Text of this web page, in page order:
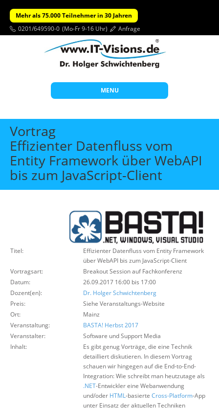
Mehr als 75.000 Teilnehmer in 30 Jahren
0201/649590-0 (Mo-Fr 9-16 Uhr) Anfrage
MENU
Start
Individuelle Schulungen
Offene Seminare
Über uns
Suche
Vortrag
Effizienter Datenfluss vom
Entity Framework über WebAPI
bis zum JavaScript-Client
Titel:
Effizienter Datenfluss vom Entity Framework
über WebAPI bis zum JavaScript-Client
Vortragsart:
Breakout Session auf Fachkonferenz
Datum:
26.09.2017 16:00 bis 17:00
Dozent(en):
Dr. Holger Schwichtenberg
Preis:
Siehe Veranstaltungs-Website
Ort:
Mainz
Veranstaltung:
BASTA! Herbst 2017
Veranstalter:
Software und Support Media
Inhalt:
Es gibt genug Vorträge, die eine Technik
detailliert diskutieren. In diesem Vortrag
schauen wir hingegen auf die End-to-End-
Integration: Wie schreibt man heutzutage als
.NET-Entwickler eine Webanwendung
und/oder HTML-basierte Cross-Platform-App
unter Einsatz der aktuellen Techniken